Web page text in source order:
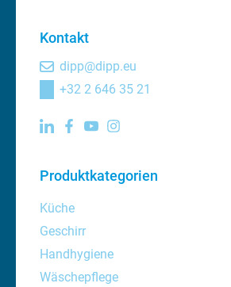
Kontakt
dipp@dipp.eu
+32 2 646 35 21
Produktkategorien
Küche
Geschirr
Handhygiene
Wäschepflege